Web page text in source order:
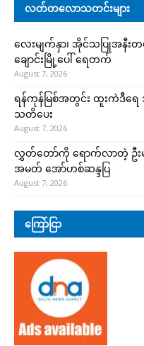
လတ်တလောသတင်းများ
လေးမျက်နှာ၊ အိုင်သပြုအနီးတ
ချောင်းမြို့ပေါ် ရေတက်
August 7, 2026
ရန်ကုန်မြစ်အတွင်း ထူးကဲဒီရ
သတိပေး
August 7, 2026
လွှတ်တော်ကို ရောက်လာတဲ့ ဦ
အမတ် အော်ဟစ်ဆန္ဒပြ
August 7, 2026
ကြော်ငြာ